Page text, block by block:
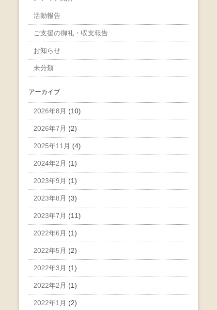
活動報告
ご支援の御礼・収支報告
お知らせ
未分類
アーカイブ
2026年8月 (10)
2026年7月 (2)
2025年11月 (4)
2024年2月 (1)
2023年9月 (1)
2023年8月 (3)
2023年7月 (11)
2022年6月 (1)
2022年5月 (2)
2022年3月 (1)
2022年2月 (1)
2022年1月 (2)